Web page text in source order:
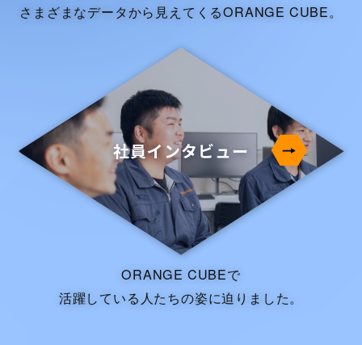
さまざまなデータから見えてくるORANGE CUBE。
社員インタビュー
ORANGE CUBEで
活躍している人たちの姿に迫りました。